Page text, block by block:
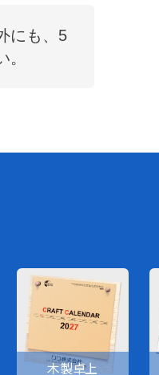
にも、 5
木製卓上